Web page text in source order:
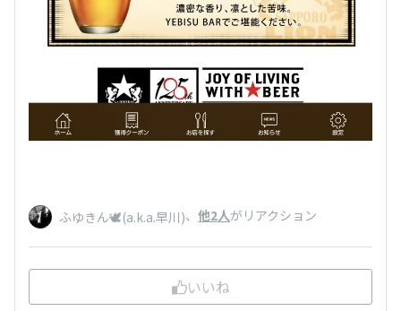
ふゆきん🕊️(a.k.a.早川)、 他2人がリアクション
いいね